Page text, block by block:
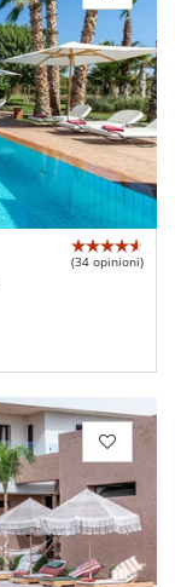
(34 opinioni)